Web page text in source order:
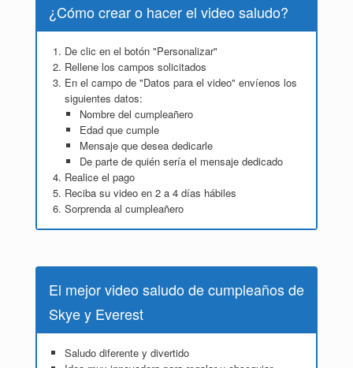
¿Cómo crear o hacer el video saludo?
De clic en el botón "Personalizar"
Rellene los campos solicitados
En el campo de "Datos para el video" envíenos los
siguientes datos:
Nombre del cumpleañero
Edad que cumple
Mensaje que desea dedicarle
De parte de quién sería el mensaje dedicado
Realice el pago
Reciba su video en 2 a 4 días hábiles
Sorprenda al cumpleañero
El mejor video saludo de cumpleaños de
Skye y Everest
Saludo diferente y divertido